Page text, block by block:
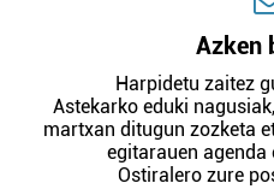
Azken
Harpidetu zaitez
Astekarko eduki
martxan ditugun zozketa
egitarauen agenda
Ostiralero zure